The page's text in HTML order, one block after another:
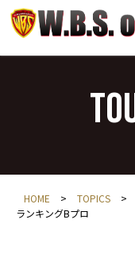
HOME > TOPICS >
ランキングBプロ